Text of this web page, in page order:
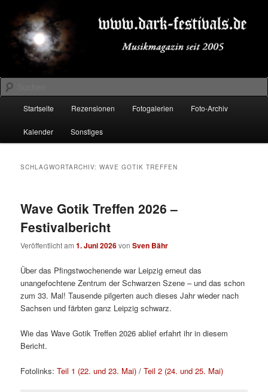
primären
Inhalt
springen
sekundären
Inhalt
springenDARK-FESTIVALS.DE
Suchen
Startseite Rezensionen Fotogalerien Foto-Archiv
Kalender Sonstiges
SCHLAGWORTARCHIV:WAVE GOTIK TREFFEN
Wave Gotik Treffen 2026 –
Festivalbericht
Veröffentlicht am1. Juni 2026vonSven Bähr
Über das Pfingstwochenende war Leipzig erneut das
unangefochtene Zentrum der Schwarzen Szene – und das schon
zum 33. Mal! Tausende pilgerten auch dieses Jahr wieder nach
Sachsen und färbten ganz Leipzig schwarz.
Wie das Wave Gotik Treffen 2026 ablief erfahrt ihr in diesem
Bericht.
Fotolinks:Teil 1 (22. und 23. Mai) /Teil 2 (24. und 25. Mai)